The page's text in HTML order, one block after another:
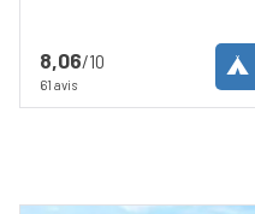
8,06/10
61 avis